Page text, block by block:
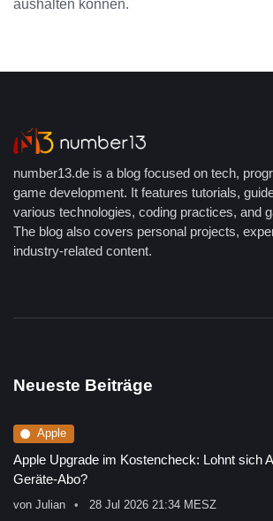
aushalten können.
number13.de is a blog focused on tech,
game development. It features tutorials,
various technologies, coding practices, and
The blog also covers personal projects,
industry-related content.
Neueste Beiträge
Apple
Apple Upgrade im Kostencheck: Lohnt sich
Geräte-Abo?
von Julian 28 Jul 2026 21:34 MESZ